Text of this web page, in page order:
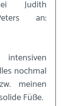
nochmal
meinen
Füße.